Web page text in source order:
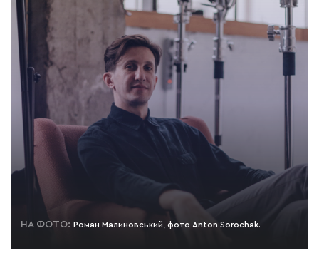
НА ФОТО: Роман Малиновський, фото Anton Sorochak.